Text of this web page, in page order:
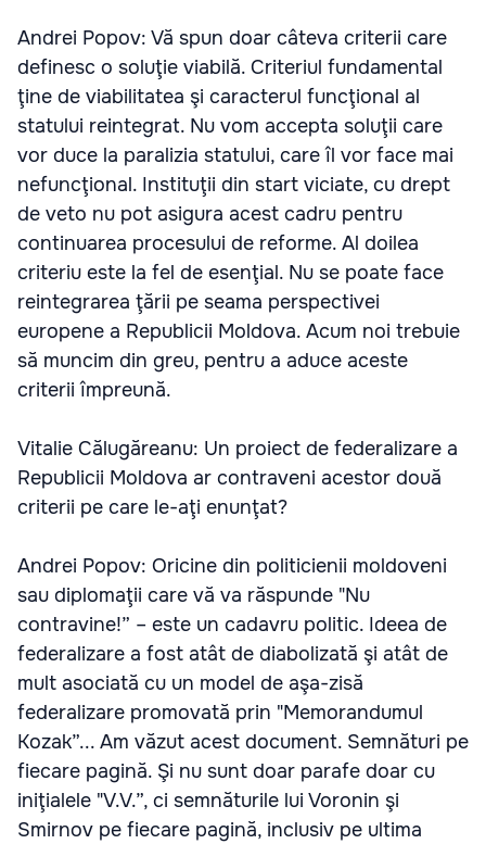
Andrei Popov: Vă spun doar câteva criterii care
definesc o soluţie viabilă. Criteriul fundamental
ţine de viabilitatea şi caracterul funcţional al
statului reintegrat. Nu vom accepta soluţii care
vor duce la paralizia statului, care îl vor face mai
nefuncţional. Instituţii din start viciate, cu drept
de veto nu pot asigura acest cadru pentru
continuarea procesului de reforme. Al doilea
criteriu este la fel de esenţial. Nu se poate face
reintegrarea ţării pe seama perspectivei
europene a Republicii Moldova. Acum noi trebuie
să muncim din greu, pentru a aduce aceste
criterii împreună.
Vitalie Călugăreanu: Un proiect de federalizare a
Republicii Moldova ar contraveni acestor două
criterii pe care le-aţi enunţat?
Andrei Popov: Oricine din politicienii moldoveni
sau diplomaţii care vă va răspunde "Nu
contravine!” – este un cadavru politic. Ideea de
federalizare a fost atât de diabolizată şi atât de
mult asociată cu un model de aşa-zisă
federalizare promovată prin "Memorandumul
Kozak”... Am văzut acest document. Semnături pe
fiecare pagină. Şi nu sunt doar parafe doar cu
iniţialele "V.V.”, ci semnăturile lui Voronin şi
Smirnov pe fiecare pagină, inclusiv pe ultima